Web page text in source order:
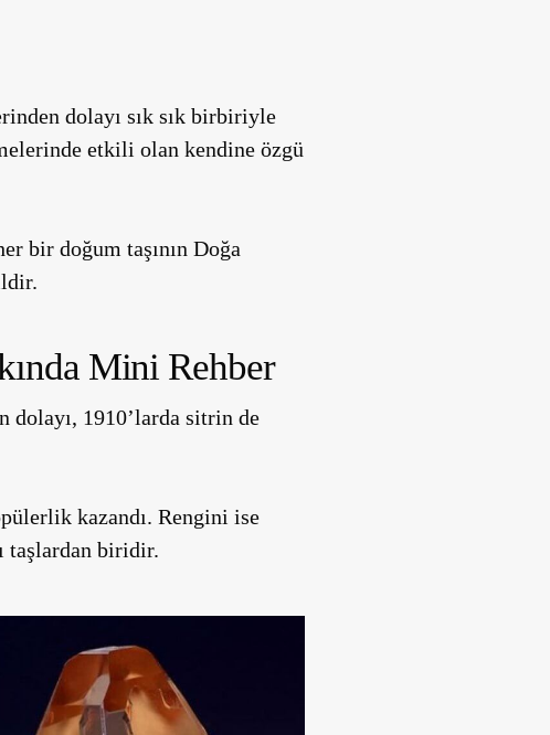
dolayı sık sık birbiriyle
etkili olan kendine özgü
bir doğum taşının Doğa
Mini Rehber
dolayı, 1910’larda sitrin de
kazandı. Rengini ise
taşlardan biridir.